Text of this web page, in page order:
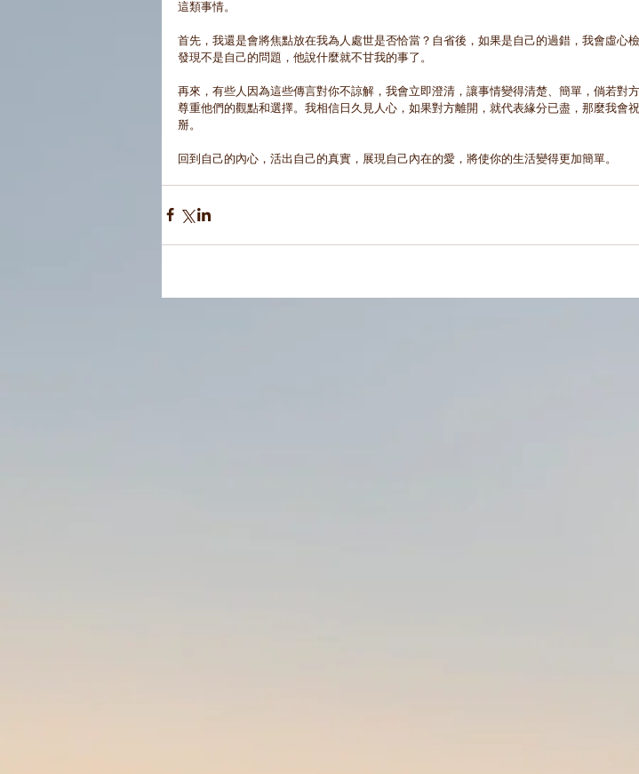
這類事情。
首先，我還是會將焦點放在我為人處世是否恰當？自省後，如果是自己的過錯，我會虛心
發現不是自己的問題，他說什麼就不甘我的事了。
再來，有些人因為這些傳言對你不諒解，我會立即澄清，讓事情變得清楚、簡單，倘若對
尊重他們的觀點和選擇。我相信日久見人心，如果對方離開，就代表緣分已盡，那麼我會
掰。
回到自己的內心，活出自己的真實，展現自己內在的愛，將使你的生活變得更加簡單。